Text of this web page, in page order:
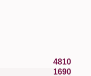
4810
1690